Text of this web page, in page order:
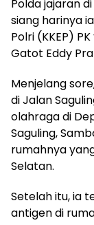
Polda jajaran
siang harinya
Polri (KKEP)
Gatot Eddy
Menjelang
di Jalan
olahraga di
Saguling,
rumahnya
Selatan.
Setelah itu, ia
antigen di